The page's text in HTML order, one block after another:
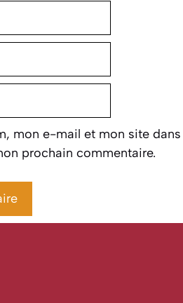
mon e-mail et mon site dans
prochain commentaire.